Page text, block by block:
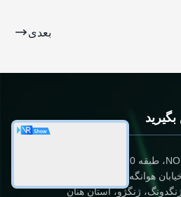
بعدی
ژنگژو، استان هنان